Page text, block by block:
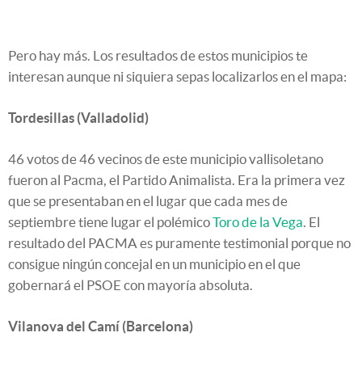
Pero hay más. Los resultados de estos municipios te
interesan aunque ni siquiera sepas localizarlos en el mapa:
Tordesillas (Valladolid)
46 votos de 46 vecinos de este municipio vallisoletano
fueron al Pacma, el Partido Animalista. Era la primera vez
que se presentaban en el lugar que cada mes de
septiembre tiene lugar el polémicoToro de la Vega. El
resultado del PACMA es puramente testimonial porque no
consigue ningún concejal en un municipio en el que
gobernará el PSOE con mayoría absoluta.
Vilanova del Camí (Barcelona)